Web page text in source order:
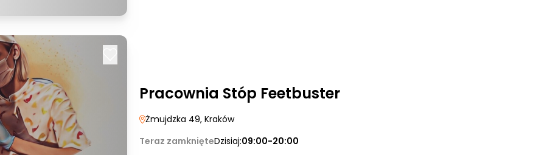
Pracownia Stóp Feetbuster
Żmujdzka 49, Kraków
Teraz zamknięteDzisiaj:09:00-20:00